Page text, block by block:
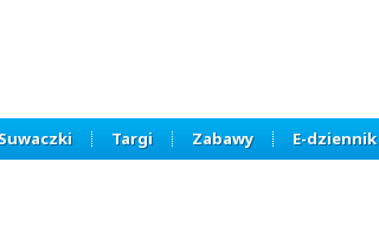
Suwaczki Targi Zabawy E-dziennik